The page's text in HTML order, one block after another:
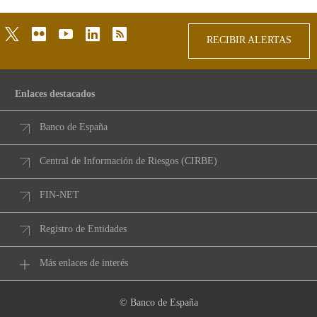
twitterflickr youtubelinkedinrss
RECIBIR ALERTAS
Enlaces destacados
Banco de España
Central de Información de Riesgos (CIRBE)
FIN-NET
Registro de Entidades
Más enlaces de interés
© Banco de España